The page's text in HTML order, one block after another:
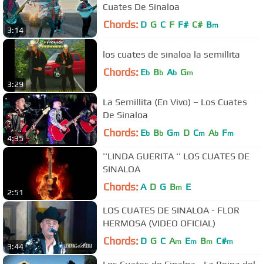
3:14
Cuates De Sinaloa
Chords: D G C F F# C# Bm
3:29
los cuates de sinaloa la semillita
Chords: Eb Bb Ab Gm
4:35
La Semillita (En Vivo) – Los Cuates
De Sinaloa
Chords: Eb Bb Gm D Cm Ab Fm
2:51
''LINDA GUERITA '' LOS CUATES DE
SINALOA
Chords: A D G Bm E
3:44
LOS CUATES DE SINALOA - FLOR
HERMOSA (VIDEO OFICIAL)
Chords: D G C Am Em Bm C#m